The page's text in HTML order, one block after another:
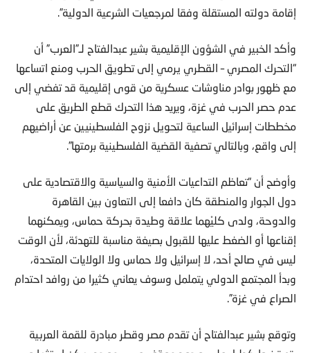
إقامة دولته المستقلة وفقا لمرجعيات الشرعية الدولية”.
وأكد الخبير في الشؤون الإقليمية بشير عبدالفتاح لـ”العرب” أن
“التحرك المصري – القطري يرمي إلى تطويق الحرب ومنع اتساعها
مع ظهور بوادر مناوشات عسكرية من قوى إقليمية قد تفضي إلى
عدم حصر الحرب في غزة، ويريد هذا التحرك قطع الطريق على
مخططات إسرائيل الساعية لتحويل نزوح الفلسطينيين عن أراضيهم
إلى واقع، وبالتالي تصفية القضية الفلسطينية برمتها”.
وأوضح أن “تعاظم التداعيات الأمنية والسياسية والاقتصادية على
دول الجوار والمنطقة كان دافعا إلى التعاون بين القاهرة
والدوحة، ولدى كليْهما علاقة وطيدة بحركة حماس، ويمكنهما
إقناعها أو الضغط عليها للقبول بصيغة مناسبة للتهدئة، لأن الوقت
ليس في صالح أحد، لا إسرائيل ولا حماس ولا الولايات المتحدة،
وبدأ المجتمع الدولي يتململ وسوف يعاني كثيرا من روافد احتدام
الصراع في غزة”.
وتوقع بشير عبدالفتاح أن تقدم مصر وقطر مبادرة للقمة العربية